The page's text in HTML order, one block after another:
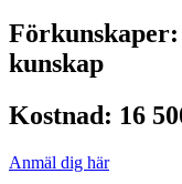
Förkunskaper:
kunskap
Kostnad: 16
Anmäl dig här